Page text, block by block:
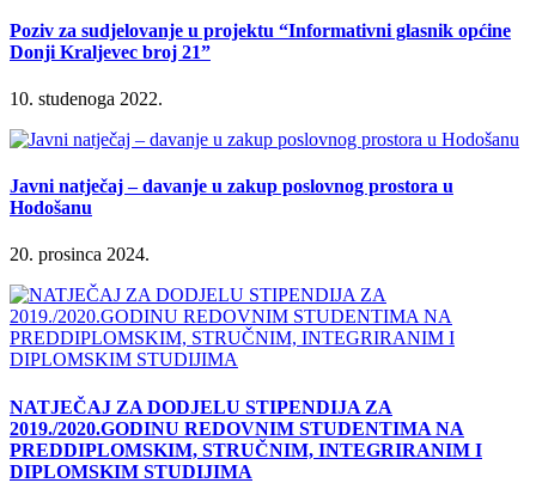
Poziv za sudjelovanje u projektu “Informativni glasnik općine
Donji Kraljevec broj 21”
10. studenoga 2022.
Javni natječaj – davanje u zakup poslovnog prostora u
Hodošanu
20. prosinca 2024.
NATJEČAJ ZA DODJELU STIPENDIJA ZA
2019./2020.GODINU REDOVNIM STUDENTIMA NA
PREDDIPLOMSKIM, STRUČNIM, INTEGRIRANIM I
DIPLOMSKIM STUDIJIMA